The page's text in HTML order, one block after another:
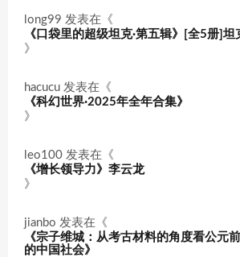
long99 发表在《
《口袋里的超级坦克·第五辑》[全5册]坦
》
hacucu 发表在《
《科幻世界·2025年全年合集》
》
leo100 发表在《
《增长领导力》李云龙
》
jianbo 发表在《
《宗子维城：从考古材料的角度看公元
的中国社会》